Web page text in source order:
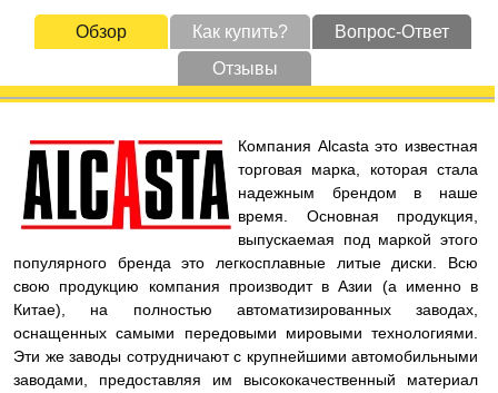
Обзор Как купить?
Вопрос-Ответ
Отзывы
Компания Alcasta это известная
торговая марка, которая стала
надежным брендом в наше
время. Основная продукция,
выпускаемая под маркой этого
популярного бренда это легкосплавные литые диски. Всю
свою продукцию компания производит в Азии (а именно в
Китае), на полностью автоматизированных заводах,
оснащенных самыми передовыми мировыми технологиями.
Эти же заводы сотрудничают с крупнейшими автомобильными
заводами, предоставляя им высококачественный материал